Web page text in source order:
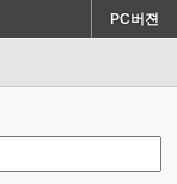
PC버젼